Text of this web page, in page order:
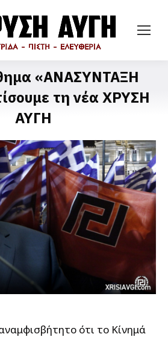
«ΑΝΑΣΥΝΤΑΞΗ
τη νέα ΧΡΥΣΗ
ΑΥΓΗ
ότι το Κίνημά